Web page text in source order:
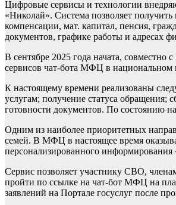
Цифровые сервисы и технологии
«Николай». Система позволяет
компенсации, мат. капитал, пенсия,
документов, графике работы и адресах
В сентябре 2025 года начата,
сервисов чат-бота МФЦ в национальном
К настоящему времени реализованы
услугам; получение статуса обращения;
готовности документов. По состоянию
Одним из наиболее приоритетных
семей. В МФЦ в настоящее время
персонализированного
Сервис позволяет участнику СВО,
пройти по ссылке на чат-бот МФЦ на
заявлений на Портале госуслуг после